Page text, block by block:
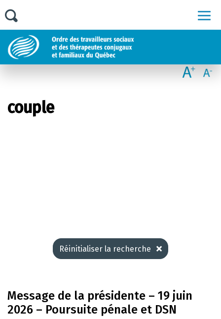
couple
Réinitialiser la recherche
Message de la présidente – 19 juin
2026 – Poursuite pénale et DSN